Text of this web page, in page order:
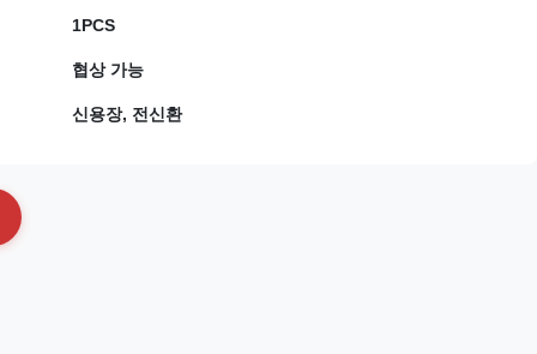
1PCS
협상 가능
신용장, 전신환